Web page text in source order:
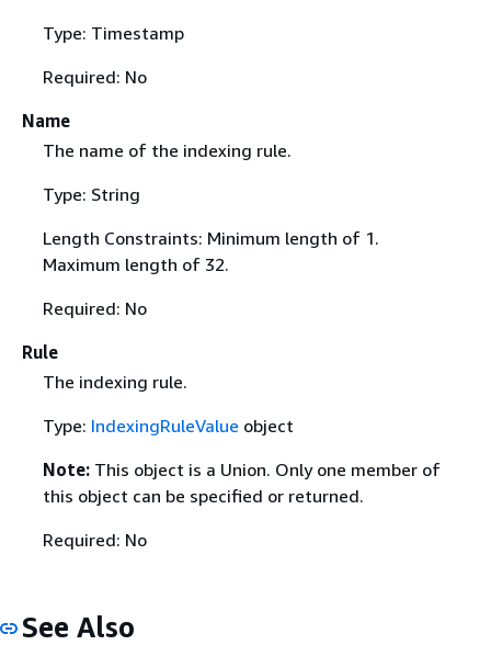
Type: Timestamp
Required: No
Name
The name of the indexing rule.
Type: String
Length Constraints: Minimum length of 1.
Maximum length of 32.
Required: No
Rule
The indexing rule.
Type: IndexingRuleValue object
Note: This object is a Union. Only one member of
this object can be specified or returned.
Required: No
See Also